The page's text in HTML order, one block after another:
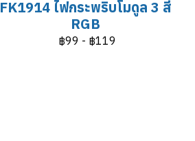
FK1914 ไฟกระพริบโมดูล 3 สี
RGB
฿99 - ฿119